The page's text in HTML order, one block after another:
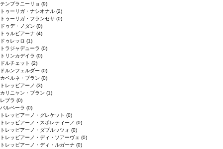
テンプラニーリョ (9)
トゥーリガ・ナシオナル (2)
トゥーリガ・フランセサ (0)
ドゥデ・ノダン (0)
トゥルビアーナ (4)
ドゥレッロ (1)
トラジャデューラ (0)
トリンカデイラ (0)
ドルチェット (2)
ドルンフェルダー (0)
カベルネ・ブラン (0)
トレッビアーノ (3)
カリニャン・ブラン (1)
レブラ (0)
バルベーラ (0)
トレッビアーノ・グレケット (0)
トレッビアーノ・スポレティーノ (0)
トレッビアーノ・ダブルッツォ (0)
トレッビアーノ・ディ・ソアーヴェ (0)
トレッビアーノ・ディ・ルガーナ (0)